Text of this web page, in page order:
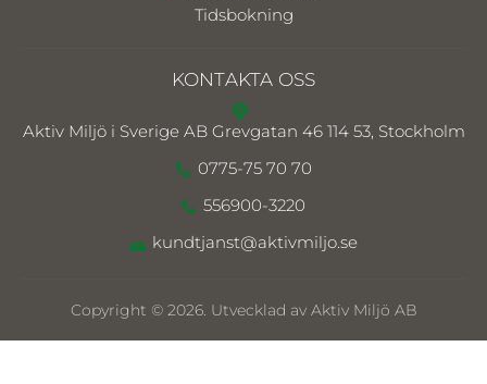
Tidsbokning
KONTAKTA OSS
Aktiv Miljö i Sverige AB Grevgatan 46 114 53, Stockholm
0775-75 70 70
556900-3220
kundtjanst@aktivmiljo.se
Copyright © 2026. Utvecklad av Aktiv Miljö AB